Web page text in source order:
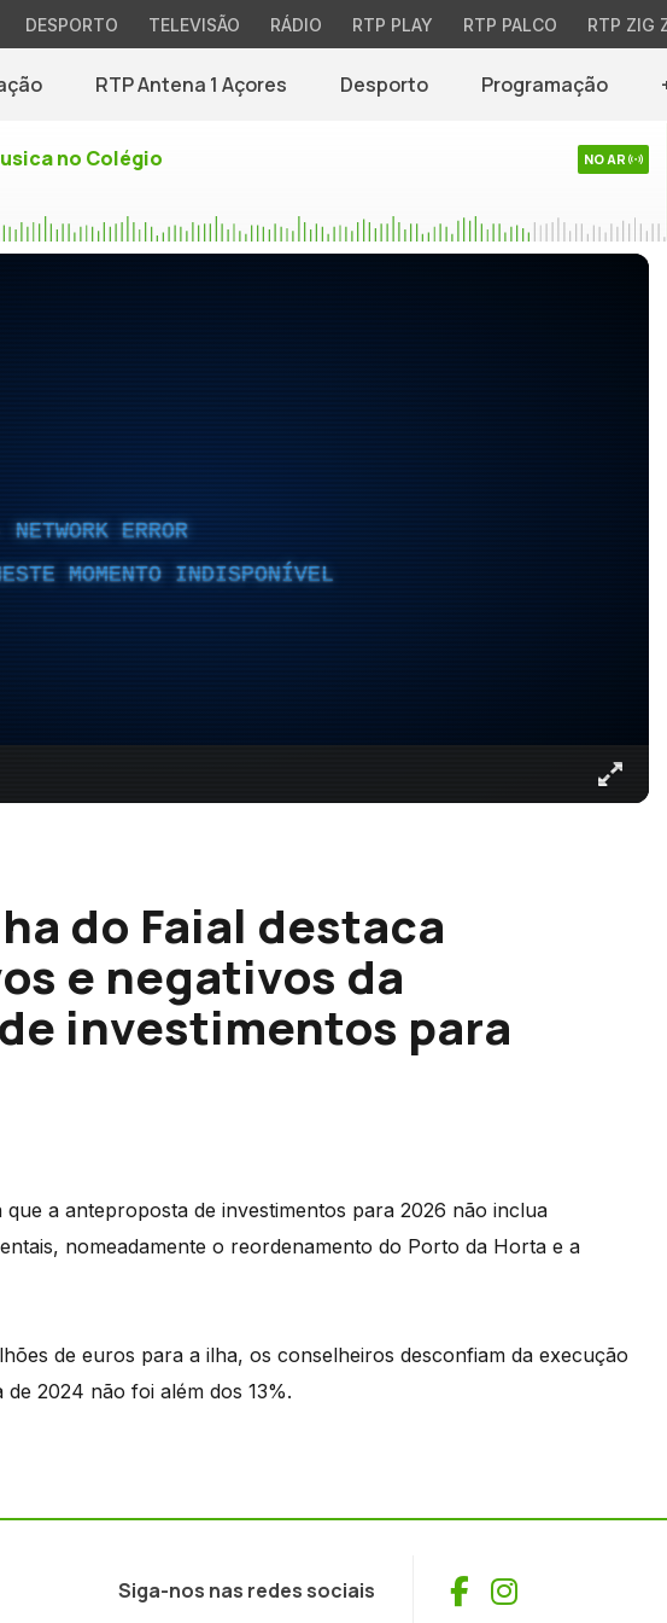
DESPORTO TELEVISÃO RÁDIO RTP PLAY RTP PALCO RTP ZIG
RTP Antena 1 Açores Desporto Programação
no Colégio NO AR
ERROR
MOMENTO INDISPONÍVEL
do Faial destaca
e negativos da
investimentos para
a anteproposta de investimentos para 2026 não inclua
nomeadamente o reordenamento do Porto da Horta e a
de euros para a ilha, os conselheiros desconfiam da execução
2024 não foi além dos 13%.
Siga-nos nas redes sociais Facebook
Instagram